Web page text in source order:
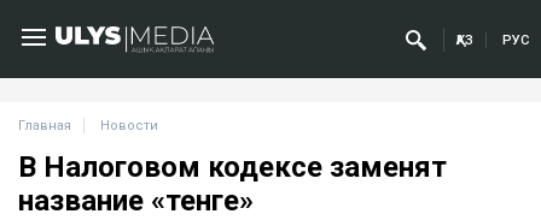
ҚАЗ РУС
Главная Новости
В Налоговом кодексе заменят
название «тенге»